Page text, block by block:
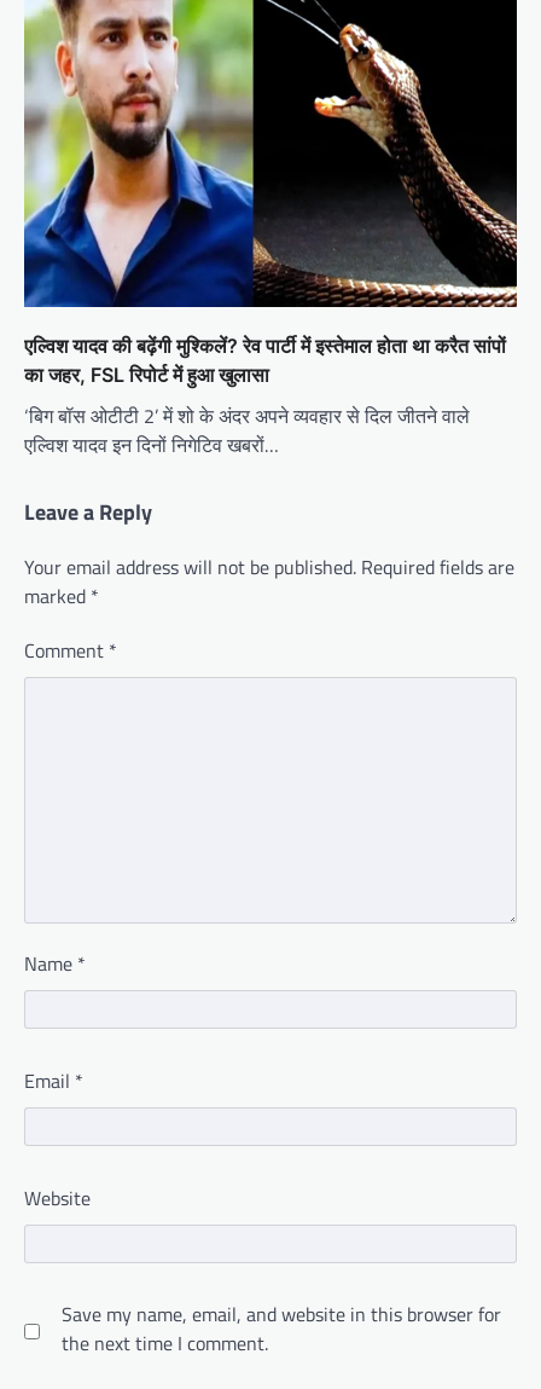
एल्विश यादव की बढ़ेंगी मुश्‍क‍िलें? रेव पार्टी में इस्तेमाल होता था करैत सांपों
का जहर, FSL रिपोर्ट में हुआ खुलासा
‘बिग बॉस ओटीटी 2’ में शो के अंदर अपने व्यवहार से दिल जीतने वाले
एल्विश यादव इन दिनों निगेटिव खबरों…
Leave a Reply
Your email address will not be published. Required fields are
marked *
Comment *
Name *
Email *
Website
Save my name, email, and website in this browser for
the next time I comment.